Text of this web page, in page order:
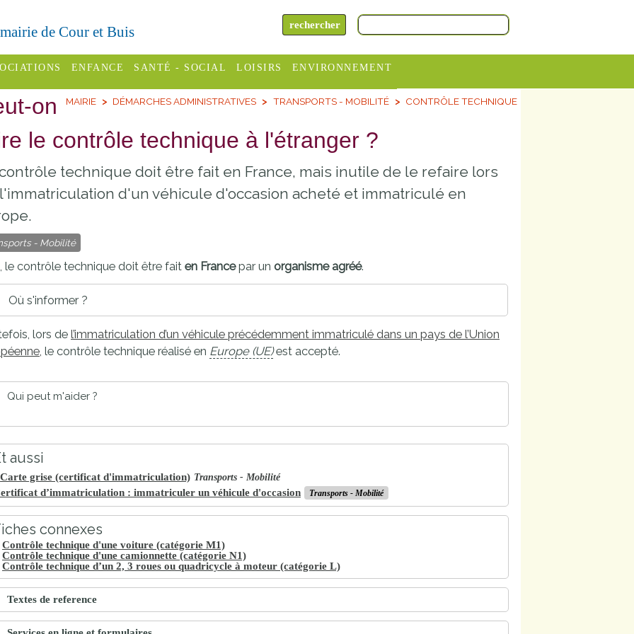
de Cour et Buis
des
des
ENFANCE
Assistantes
assistante
maternelle
enfance
Etablissements
scolaires
publics
Établissements
scolaires
SANTÉ - SOCIAL
Centres
CCAS
Rivières
LOISIRS
de
tourisme
proches de
Cour et
ENVIRONNEMENT
Horaires
Redevance
incitative
MAIRIE DÉMARCHES ADMINISTRATIVES TRANSPORTS - MOBILITÉ CONTRÔLE TECHNIQUE
on
le contrôle technique à l'étranger ?
technique doit être fait en France, mais inutile de le refaire lors
d'un véhicule d'occasion acheté et immatriculé en
- Mobilité
le contrôle technique doit être fait en Francepar un organisme agréé.
Où s'informer ?
lors del’immatriculation d’un véhicule précédemment immatriculé dans un pays de l’Union
le contrôle technique réalisé en Europe (UE)est accepté.
Qui peut m'aider ?
aussi
Carte grise (certificat d'immatriculation) Transports - Mobilité
d’immatriculation : immatriculer un véhicule d'occasion Transports - Mobilité
connexes
Contrôle technique d'une voiture (catégorie M1)
Contrôle technique d'une camionnette (catégorie N1)
Contrôle technique d’un 2, 3 roues ou quadricycle à moteur (catégorie L)
Textes de reference